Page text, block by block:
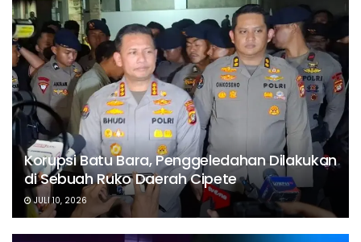
Korupsi Batu Bara, Penggeledahan Dilakukan
di Sebuah Ruko Daerah Cipete
JULI 10, 2026